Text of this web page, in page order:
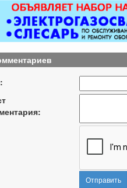
Отправить